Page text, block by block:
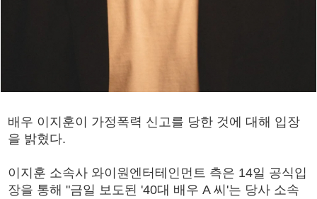
배우 이지훈이 가정폭력 신고를 당한 것에 대해 입장
을 밝혔다.
이지훈 소속사 와이원엔터테인먼트 측은 14일 공식입
장을 통해 "금일 보도된 '40대 배우 A 씨'는 당사 소속